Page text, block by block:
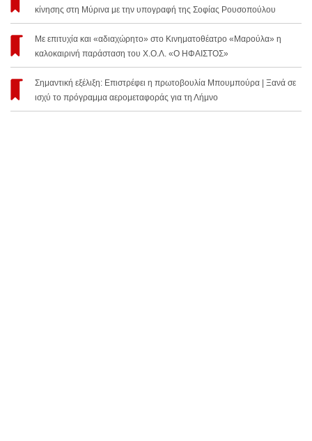
κίνησης στη Μύρινα με την υπογραφή της Σοφίας Ρουσοπούλου
Με επιτυχία και «αδιαχώρητο» στο Κινηματοθέατρο «Μαρούλα» η
καλοκαιρινή παράσταση του Χ.Ο.Λ. «Ο ΗΦΑΙΣΤΟΣ»
Σημαντική εξέλιξη: Επιστρέφει η πρωτοβουλία Μπουμπούρα | Ξανά σε
ισχύ το πρόγραμμα αερομεταφοράς για τη Λήμνο